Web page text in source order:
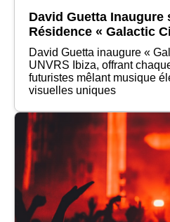
David Guetta Inaugure
Résidence « Galactic
David Guetta inaugure «
UNVRS Ibiza, offrant
futuristes mêlant musique
visuelles uniques